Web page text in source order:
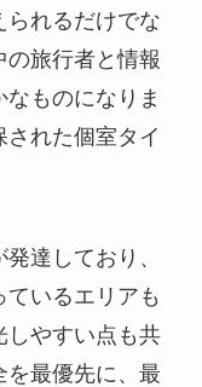
られるだけでな
の旅行者と情報
ものになりま
れた個室タイ
達しており、
いるエリアも
しやすい点も共
を最優先に、最